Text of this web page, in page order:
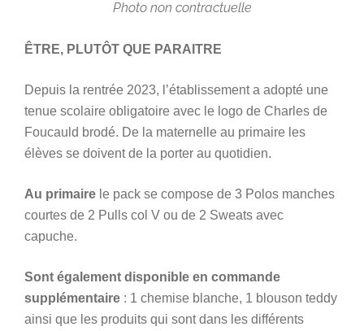
Photo non contractuelle
ÊTRE, PLUTÔT QUE PARAITRE
Depuis la rentrée 2023, l’établissement a adopté une
tenue scolaire obligatoire avec le logo de Charles de
Foucauld brodé. De la maternelle au primaire les
élèves se doivent de la porter au quotidien.
Au primaire le pack se compose de 3 Polos manches
courtes de 2 Pulls col V ou de 2 Sweats avec
capuche.
Sont également disponible en commande
supplémentaire : 1 chemise blanche, 1 blouson teddy
ainsi que les produits qui sont dans les différents